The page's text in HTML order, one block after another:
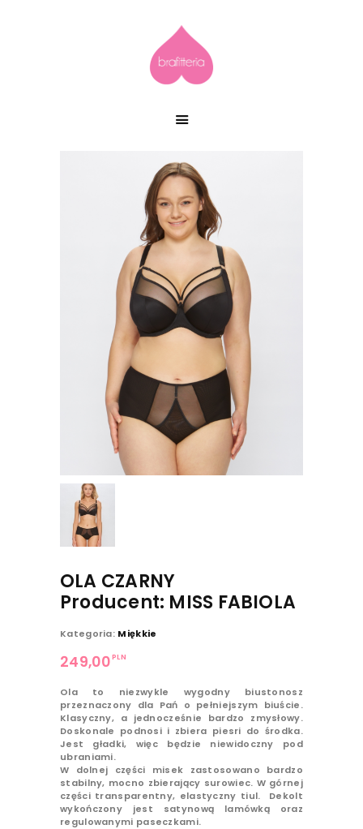
OLA CZARNY
Producent: MISS FABIOLA
Kategoria: Miękkie
249,00PLN
Ola to niezwykle wygodny biustonosz
przeznaczony dla Pań o pełniejszym biuście.
Klasyczny, a jednocześnie bardzo zmysłowy.
Doskonale podnosi i zbiera piesri do środka.
Jest gładki, więc będzie niewidoczny pod
ubraniami.
W dolnej części misek zastosowano bardzo
stabilny, mocno zbierający surowiec. W górnej
części transparentny, elastyczny tiul. Dekolt
wykończony jest satynową lamówką oraz
regulowanymi paseczkami.